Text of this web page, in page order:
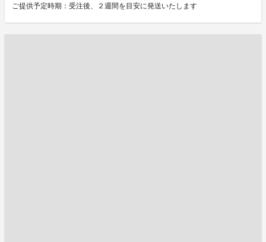
ご提供予定時期：受注後、２週間を目安に発送いたします